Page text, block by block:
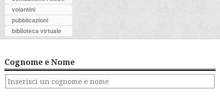
volantini
pubblicazioni
biblioteca virtuale
Cognome e Nome